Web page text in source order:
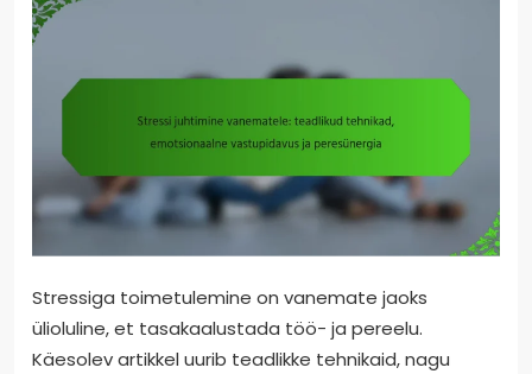
content
Stressiga toimetulemine on vanemate jaoks
ülioluline, et tasakaalustada töö- ja pereelu.
Käesolev artikkel uurib teadlikke tehnikaid, nagu